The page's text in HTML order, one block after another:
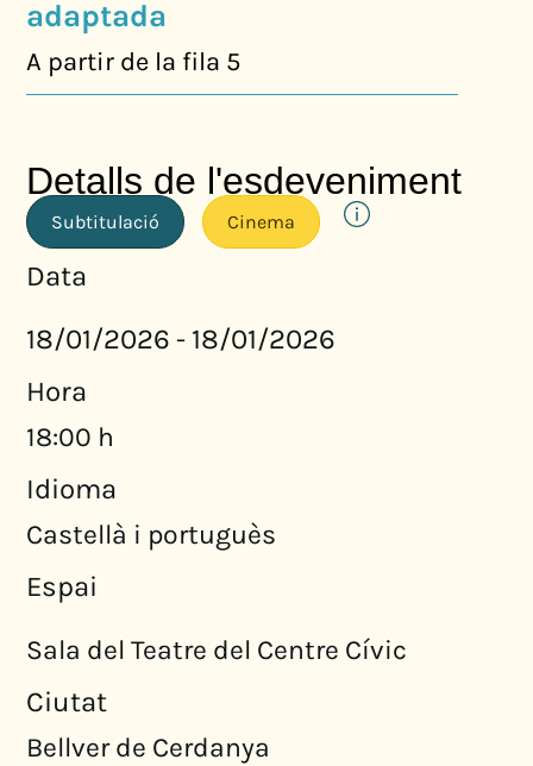
adaptada
A partir de la fila 5
Detalls de l'esdeveniment
Subtitulació Cinema
Data
18/01/2026 - 18/01/2026
Hora
18:00 h
Idioma
Castellà i portuguès
Espai
Sala del Teatre del Centre Cívic
Ciutat
Bellver de Cerdanya